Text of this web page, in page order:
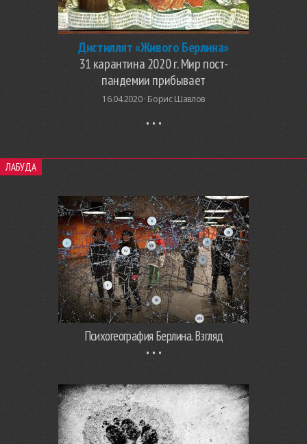
Дистиллят «Живого Берлина»
31 карантина 2020 г. Мир пост-
пандемии прибывает
16.04.2020 · Борис Шавлов
ЛАБУДА
Психогеография Берлина. Взгляд